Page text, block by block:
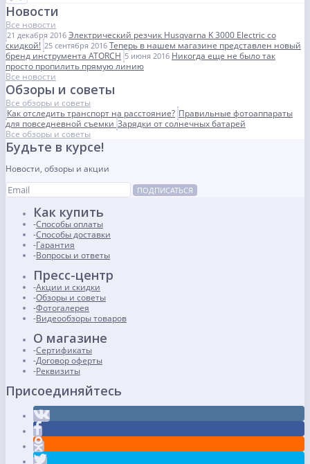
Новости
Все новости
21 декабря 2016 Электрический резчик Husqvarna K 3000 Electric со
скидкой! 25 сентября 2016 Теперь в нашем магазине представлен новый
бренд инструмента ATORCH 5 июня 2016 Никогда еще не было так
просто пропилить прямую линию
Все новости
Обзоры и советы
Все обзоры и советы
Как отследить транспорт на расстояние? Правильные фотоаппараты
для повседневной съемки Зарядки от солнечных батарей
Все обзоры и советы
Будьте в курсе!
Новости, обзоры и акции
ПОДПИСАТЬСЯ
Как купить
Способы оплаты
Способы доставки
Гарантия
Вопросы и ответы
Пресс-центр
Акции и скидки
Обзоры и советы
Фотогалерея
Видеообзоры товаров
О магазине
Сертификаты
Договор оферты
Реквизиты
Присоединяйтесь